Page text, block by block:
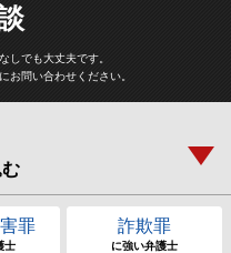
しでも大丈夫です。
お問い合わせください。
罪
士
詐欺罪
に強い弁護士